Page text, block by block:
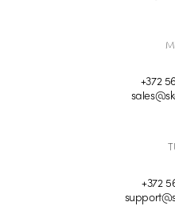
+372
+372